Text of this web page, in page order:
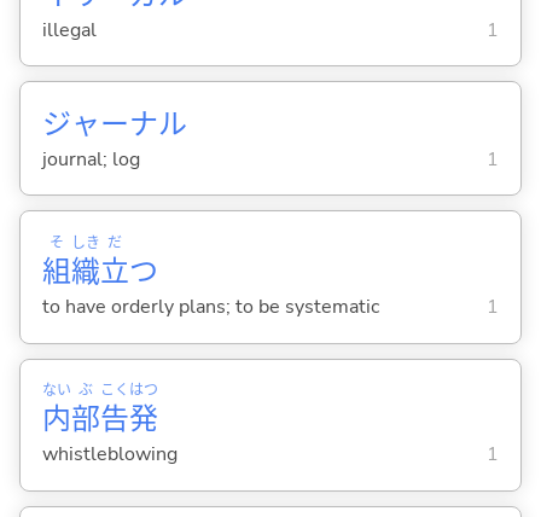
illegal 1
ジャーナル
journal; log 1
組
そ
織
しき
立
だ
つ
to have orderly plans; to be systematic 1
内
ない
部
ぶ
告
こく
発
はつ
whistleblowing 1